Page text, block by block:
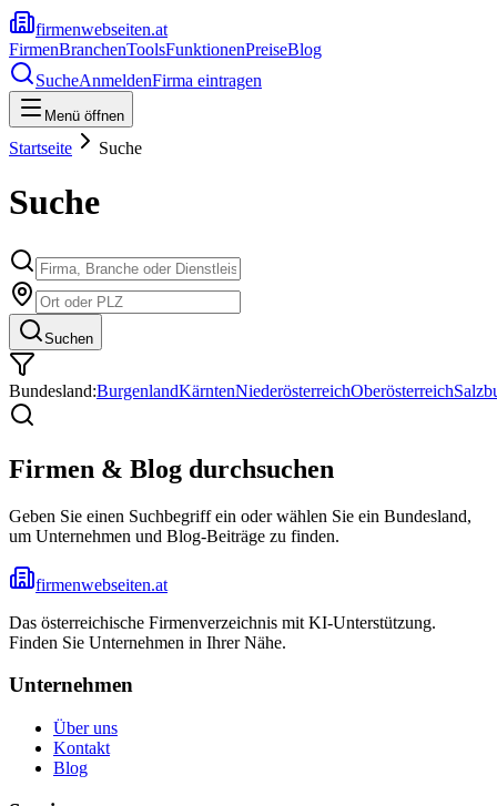
firmenwebseiten.at
FirmenBranchenToolsFunktionenPreiseBlog
SucheAnmeldenFirma eintragen
Menü öffnen
Startseite Suche
Suche
Suchen
Bundesland:BurgenlandKärntenNiederösterreichOberösterreich
Firmen & Blog durchsuchen
Geben Sie einen Suchbegriff ein oder wählen Sie ein Bundesland,
um Unternehmen und Blog-Beiträge zu finden.
firmenwebseiten.at
Das österreichische Firmenverzeichnis mit KI-Unterstützung.
Finden Sie Unternehmen in Ihrer Nähe.
Unternehmen
Über uns
Kontakt
Blog